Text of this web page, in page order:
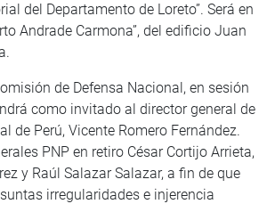
del Departamento de Loreto”. Será en
Andrade Carmona”, del edificio Juan
de Defensa Nacional, en sesión
como invitado al director general de
de Perú, Vicente Romero Fernández.
PNP en retiro César Cortijo Arrieta,
y Raúl Salazar Salazar, a fin de que
irregularidades e injerencia